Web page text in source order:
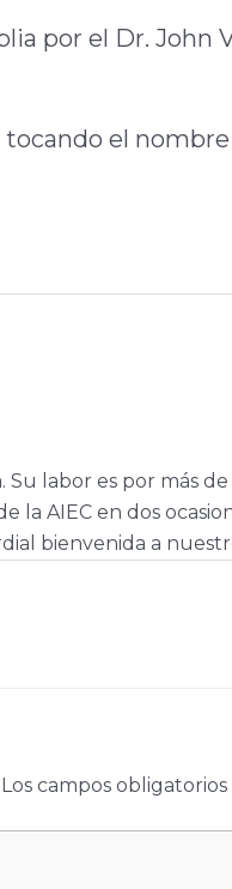
por el Dr. John
el
labor es por más
AIEC en dos
bienvenida a
Los campos